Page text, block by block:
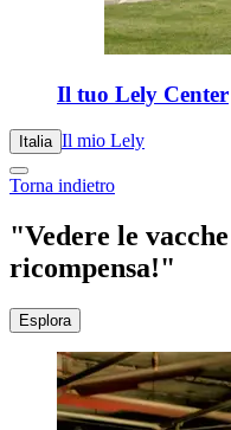
Il tuo Lely Center
Italia Il mio Lely
Torna indietro
"Vedere le
ricompensa!"
Esplora